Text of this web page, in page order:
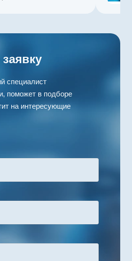
специалист
поможет в подборе
на интересующие